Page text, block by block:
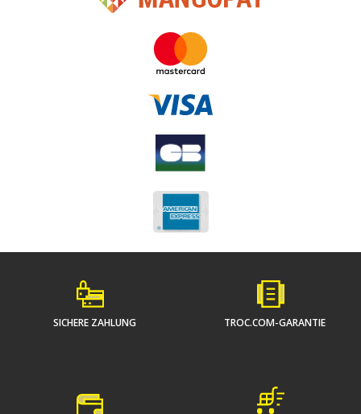
SICHERE ZAHLUNG TROC.COM-GARANTIE